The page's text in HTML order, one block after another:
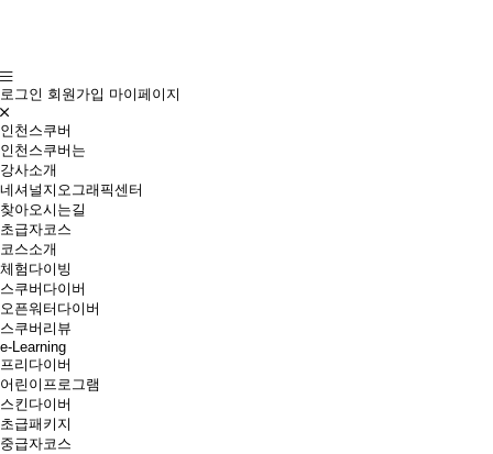
로그인 회원가입 마이페이지
인천스쿠버
인천스쿠버는
강사소개
네셔널지오그래픽센터
찾아오시는길
초급자코스
코스소개
체험다이빙
스쿠버다이버
오픈워터다이버
스쿠버리뷰
e-Learning
프리다이버
어린이프로그램
스킨다이버
초급패키지
중급자코스